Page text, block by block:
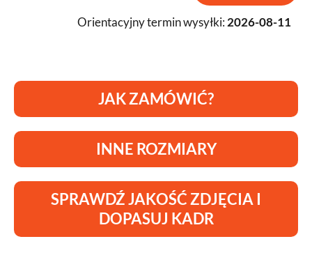
Orientacyjny termin wysyłki: 2026-08-11
JAK ZAMÓWIĆ?
INNE ROZMIARY
SPRAWDŹ JAKOŚĆ ZDJĘCIA I
DOPASUJ KADR